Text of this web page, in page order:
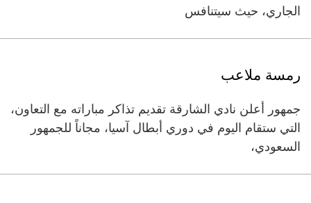
الجاري، حيث سيتنافس
رمسة ملاعب
جمهور أعلن نادي الشارقة تقديم تذاكر مباراته مع التعاون،
التي ستقام اليوم في دوري أبطال آسيا، مجاناً للجمهور
السعودي،